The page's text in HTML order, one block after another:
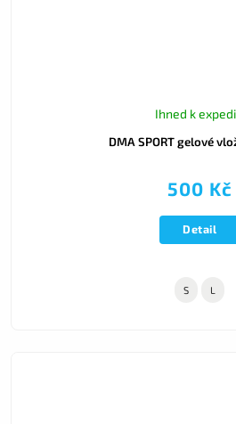
DMA SPORT gelové
Ihned k
500 Kč
Detail
S L